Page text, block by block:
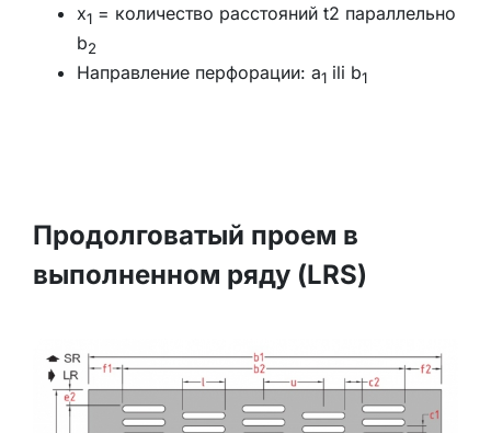
x1 = количество расстояний t2 параллельно
b2
Направление перфорации: a1 ili b1
Продолговатый проем в
выполненном ряду (LRS)